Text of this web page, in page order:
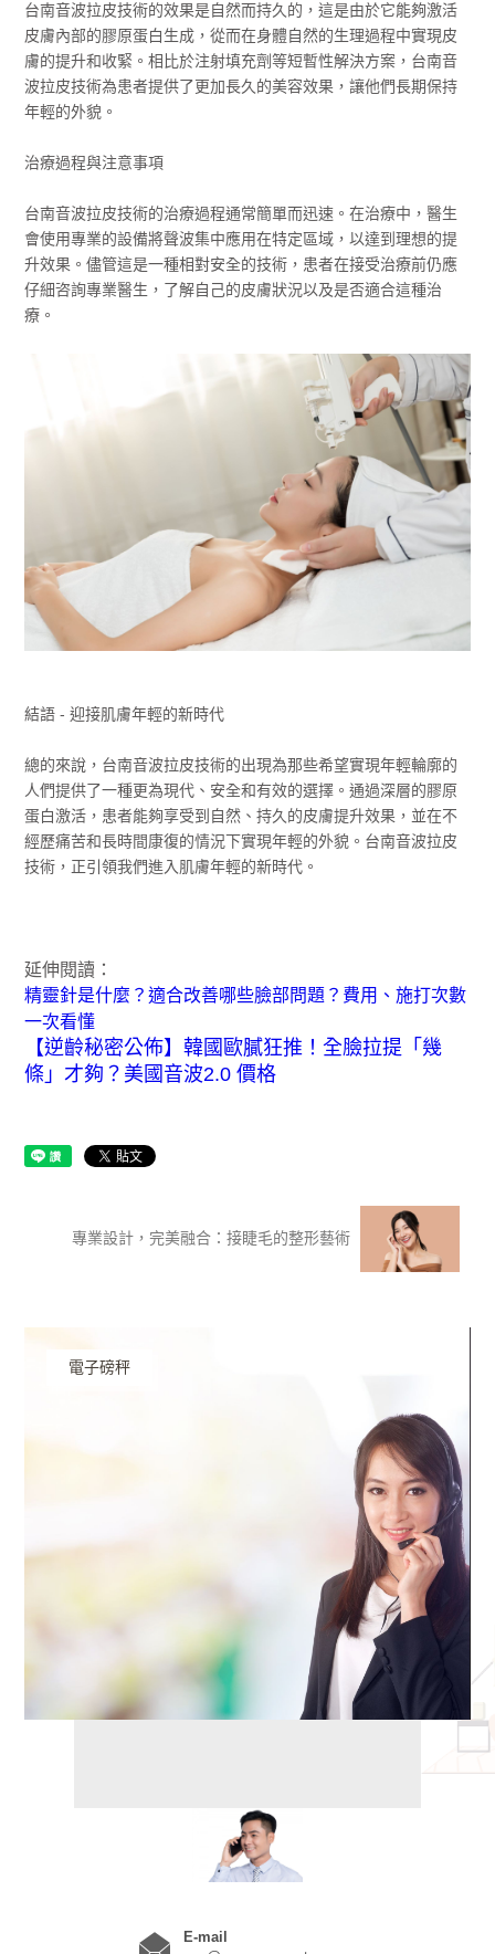
台南音波拉皮技術的效果是自然而持久的，這是由於它能夠激活
皮膚內部的膠原蛋白生成，從而在身體自然的生理過程中實現皮
膚的提升和收緊。相比於注射填充劑等短暫性解決方案，台南音
波拉皮技術為患者提供了更加長久的美容效果，讓他們長期保持
年輕的外貌。
治療過程與注意事項
台南音波拉皮技術的治療過程通常簡單而迅速。在治療中，醫生
會使用專業的設備將聲波集中應用在特定區域，以達到理想的提
升效果。儘管這是一種相對安全的技術，患者在接受治療前仍應
仔細咨詢專業醫生，了解自己的皮膚狀況以及是否適合這種治
療。
結語 - 迎接肌膚年輕的新時代
總的來說，台南音波拉皮技術的出現為那些希望實現年輕輪廓的
人們提供了一種更為現代、安全和有效的選擇。通過深層的膠原
蛋白激活，患者能夠享受到自然、持久的皮膚提升效果，並在不
經歷痛苦和長時間康復的情況下實現年輕的外貌。台南音波拉皮
技術，正引領我們進入肌膚年輕的新時代。
延伸閱讀：
精靈針是什麼？適合改善哪些臉部問題？費用、施打次數
一次看懂
【逆齡秘密公佈】韓國歐膩狂推！全臉拉提「幾
條」才夠？美國音波2.0 價格
專業設計，完美融合：接睫毛的整形藝術
E-mail